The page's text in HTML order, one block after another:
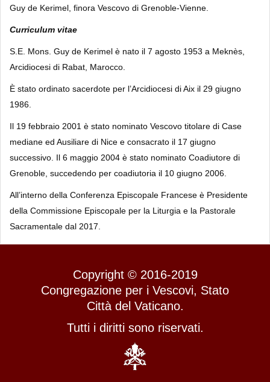
Guy de Kerimel, finora Vescovo di Grenoble-Vienne.
Curriculum vitae
S.E. Mons. Guy de Kerimel è nato il 7 agosto 1953 a Meknès,
Arcidiocesi di Rabat, Marocco.
È stato ordinato sacerdote per l’Arcidiocesi di Aix il 29 giugno
1986.
Il 19 febbraio 2001 è stato nominato Vescovo titolare di Case
mediane ed Ausiliare di Nice e consacrato il 17 giugno
successivo. Il 6 maggio 2004 è stato nominato Coadiutore di
Grenoble, succedendo per coadiutoria il 10 giugno 2006.
All’interno della Conferenza Episcopale Francese è Presidente
della Commissione Episcopale per la Liturgia e la Pastorale
Sacramentale dal 2017.
Copyright © 2016-2019
Congregazione per i Vescovi, Stato
Città del Vaticano.
Tutti i diritti sono riservati.